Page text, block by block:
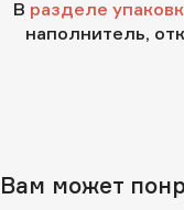
В разделе
наполнитель,
Вам может